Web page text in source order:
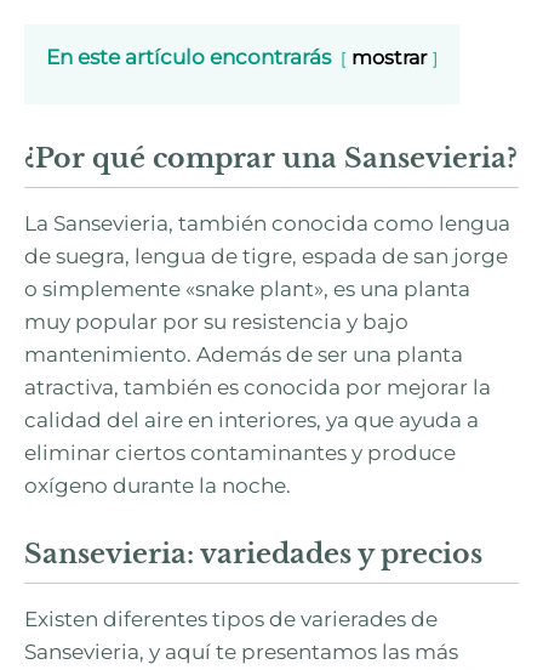
En este artículo encontrarás mostrar
¿Por qué comprar una Sansevieria?
La Sansevieria, también conocida como lengua
de suegra, lengua de tigre, espada de san jorge
o simplemente «snake plant», es una planta
muy popular por su resistencia y bajo
mantenimiento. Además de ser una planta
atractiva, también es conocida por mejorar la
calidad del aire en interiores, ya que ayuda a
eliminar ciertos contaminantes y produce
oxígeno durante la noche.
Sansevieria: variedades y precios
Existen diferentes tipos de varierades de
Sansevieria, y aquí te presentamos las más